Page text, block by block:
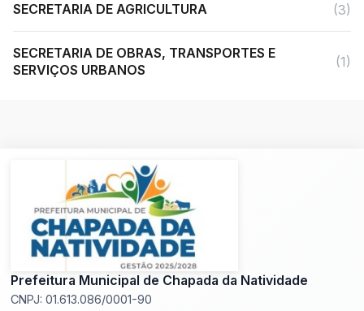
SECRETARIA DE AGRICULTURA (3)
SECRETARIA DE OBRAS, TRANSPORTES E
SERVIÇOS URBANOS
(1)
Prefeitura Municipal de Chapada da Natividade
CNPJ: 01.613.086/0001-90